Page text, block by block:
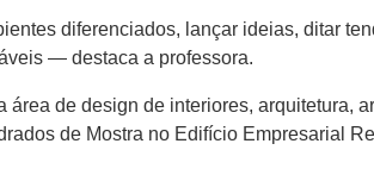
diferenciados, lançar ideias, ditar
— destaca a professora.
de design de interiores, arquitetura,
de Mostra no Edifício Empresarial